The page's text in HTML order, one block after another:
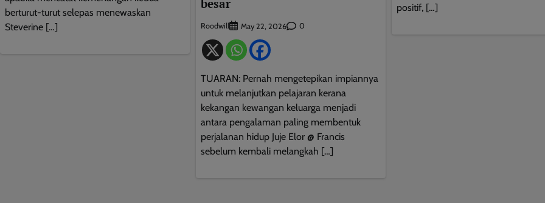
berturut-turut selepas menewaskan
Steverine […]
besar
Roodwill May 22, 2026 0
TUARAN: Pernah mengetepikan impiannya
untuk melanjutkan pelajaran kerana
kekangan kewangan keluarga menjadi
antara pengalaman paling membentuk
perjalanan hidup Juje Elor @ Francis
sebelum kembali melangkah […]
positif, […]